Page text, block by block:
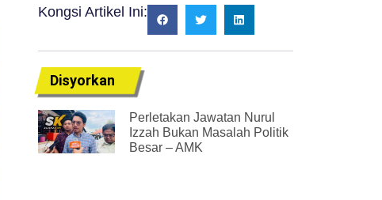
Kongsi Artikel Ini:
Disyorkan
Perletakan Jawatan Nurul
Izzah Bukan Masalah Politik
Besar – AMK